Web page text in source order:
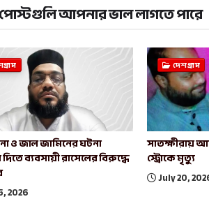
আপনার ভাল লাগতে পারে
ও জাল জামিনের ঘটনা
দিতে ব্যবসায়ী রাসেলের বিরুদ্ধে
2026
দেশগ্রাম
সাতক্ষীরায়
স্ট্রোকে মৃত্যু
July 20,